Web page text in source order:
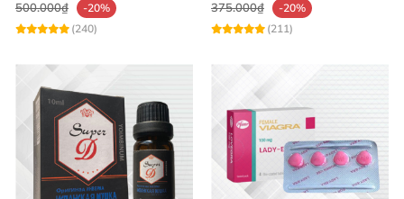
500.000₫
-20%
(240)
375.000₫
-20%
(211)